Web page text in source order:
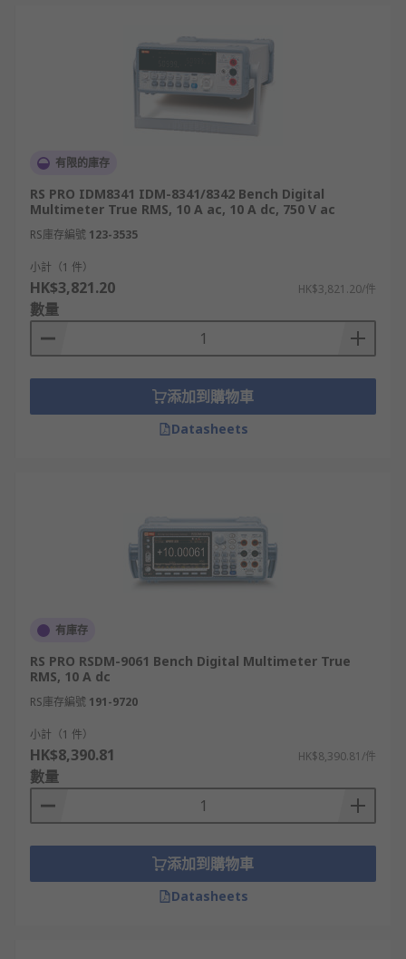
有限的庫存
RS PRO IDM8341 IDM-8341/8342 Bench Digital
Multimeter True RMS, 10 A ac, 10 A dc, 750 V ac
RS庫存編號 123-3535
小計（1 件）
HK$3,821.20 HK$3,821.20/件
數量
添加到購物車
Datasheets
有庫存
RS PRO RSDM-9061 Bench Digital Multimeter True
RMS, 10 A dc
RS庫存編號 191-9720
小計（1 件）
HK$8,390.81 HK$8,390.81/件
數量
添加到購物車
Datasheets